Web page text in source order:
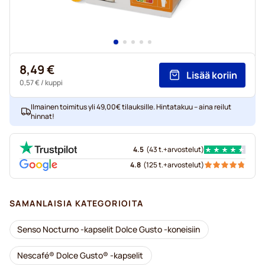
8,49 €
0,57 €/ kuppi
Lisää koriin
Ilmainen toimitus yli 49,00€ tilauksille. Hintatakuu – aina reilut
hinnat!
4.5 (43 t.+arvostelut)
4.8 (125 t.+arvostelut)
SAMANLAISIA KATEGORIOITA
Senso Nocturno -kapselit Dolce Gusto -koneisiin
Nescafé® Dolce Gusto® -kapselit